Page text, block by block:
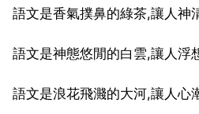
語文是香氣撲鼻的綠茶,讓人神
語文是神態悠閒的白雲,讓人浮
語文是浪花飛濺的大河,讓人心